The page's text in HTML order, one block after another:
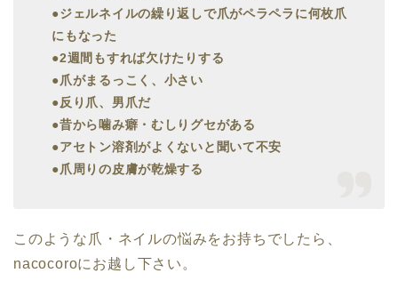
●ジェルネイルの繰り返しで爪がペラペラに何枚爪
にもなった
●2週間もすれば欠けたりする
●爪がまるっこく、小さい
●反り爪、男爪だ
●昔から噛み癖・むしりグセがある
●アセトン溶剤がよくないと聞いて不安
●爪周りの皮膚が乾燥する
このような爪・ネイルの悩みをお持ちでしたら、
nacocoroにお越し下さい。